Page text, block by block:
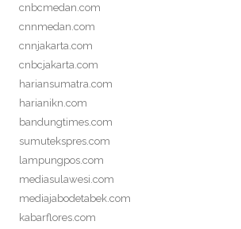
cnbcmedan.com
cnnmedan.com
cnnjakarta.com
cnbcjakarta.com
hariansumatra.com
harianikn.com
bandungtimes.com
sumutekspres.com
lampungpos.com
mediasulawesi.com
mediajabodetabek.com
kabarflores.com